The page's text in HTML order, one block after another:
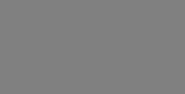
mặt họa tiết.
hồi ổn định cũng như phom dáng tiêu